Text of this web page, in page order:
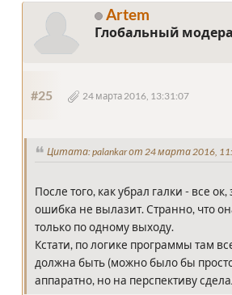
Artem
Глобальный
#25 24 марта 2016, 13:31:07
Цитата: palankar от 24 марта 2016,
После того, как убрал галки - все ок,
ошибка не вылазит. Странно, что
только по одному выходу.
Кстати, по логике программы там
должна быть (можно было бы
аппаратно, но на перспективу